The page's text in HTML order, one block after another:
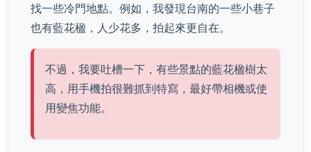
找一些冷門地點。例如，我發現台南的一些小巷子
也有藍花楹，人少花多，拍起來更自在。
不過，我要吐槽一下，有些景點的藍花楹樹太
高，用手機拍很難抓到特寫，最好帶相機或使
用變焦功能。